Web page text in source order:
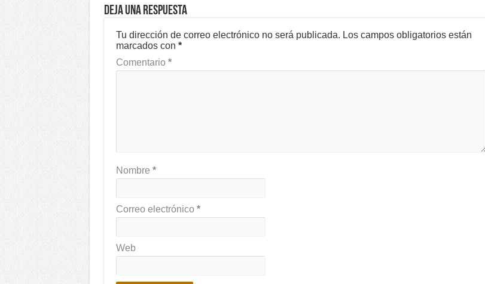
Deja una respuesta
Tu dirección de correo electrónico no será publicada. Los campos obligatorios están
marcados con *
Comentario *
Nombre *
Correo electrónico *
Web